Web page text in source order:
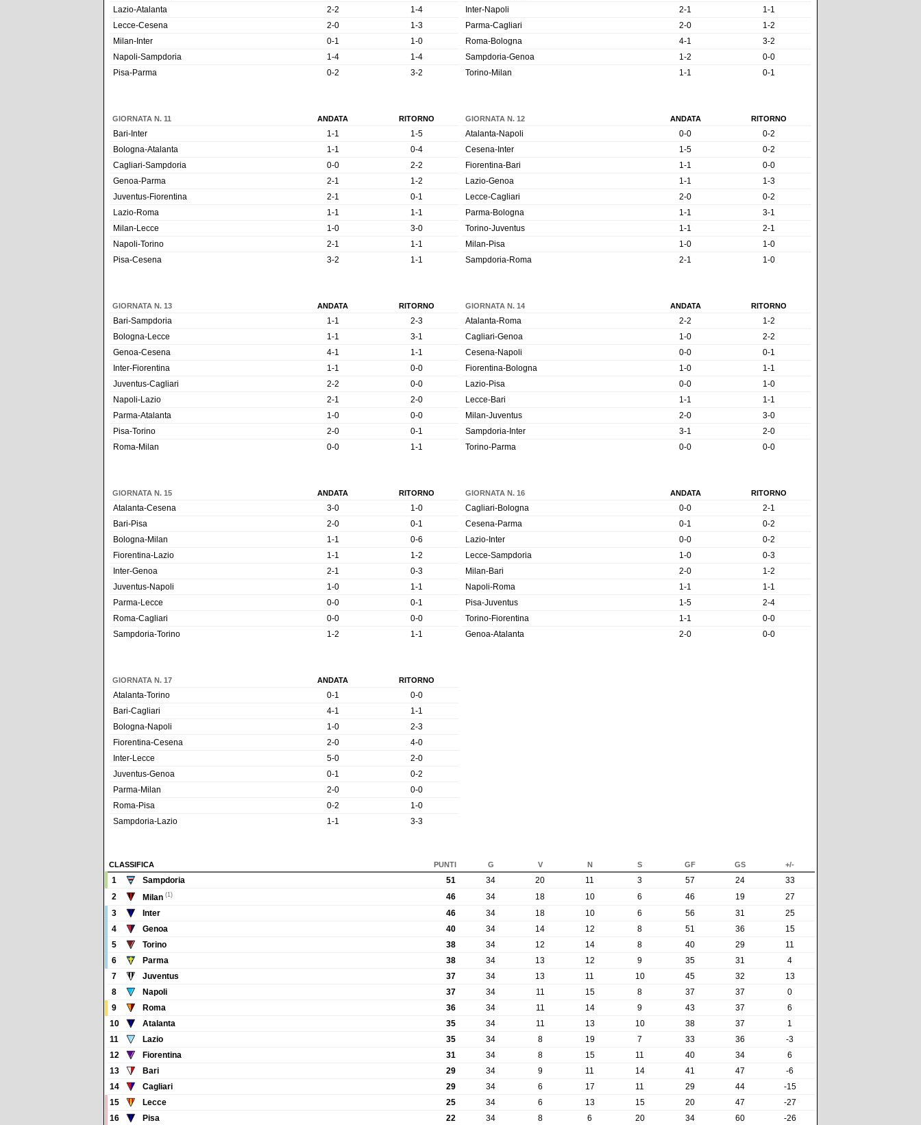
Lazio-Atalanta
2-2
1-4
Lecce-Cesena
2-0
1-3
Milan-Inter
0-1
1-0
Napoli-Sampdoria
1-4
1-4
Pisa-Parma
0-2 3-2
Inter-Napoli
2-1
1-1
Parma-Cagliari
2-0
1-2
Roma-Bologna
4-1
3-2
Sampdoria-Genoa
1-2
0-0
Torino-Milan
1-1 0-1
GIORNATA N. 11 ANDATA RITORNO
Bari-Inter 1-1
1-5
Bologna-Atalanta
1-1
0-4
Cagliari-Sampdoria
0-0
2-2
Genoa-Parma
2-1
1-2
Juventus-Fiorentina
2-1
0-1
Lazio-Roma
1-1
1-1
Milan-Lecce
1-0
3-0
Napoli-Torino
2-1
1-1
Pisa-Cesena
3-2 1-1
GIORNATA N. 12 ANDATA RITORNO
Atalanta-Napoli 0-0
0-2
Cesena-Inter
1-5
0-2
Fiorentina-Bari
1-1
0-0
Lazio-Genoa
1-1
1-3
Lecce-Cagliari
2-0
0-2
Parma-Bologna
1-1
3-1
Torino-Juventus
1-1
2-1
Milan-Pisa
1-0
1-0
Sampdoria-Roma
2-1 1-0
GIORNATA N. 13 ANDATA RITORNO
Bari-Sampdoria 1-1
2-3
Bologna-Lecce
1-1
3-1
Genoa-Cesena
4-1
1-1
Inter-Fiorentina
1-1
0-0
Juventus-Cagliari
2-2
0-0
Napoli-Lazio
2-1
2-0
Parma-Atalanta
1-0
0-0
Pisa-Torino
2-0
0-1
Roma-Milan
0-0 1-1
GIORNATA N. 14 ANDATA RITORNO
Atalanta-Roma 2-2
1-2
Cagliari-Genoa
1-0
2-2
Cesena-Napoli
0-0
0-1
Fiorentina-Bologna
1-0
1-1
Lazio-Pisa
0-0
1-0
Lecce-Bari
1-1
1-1
Milan-Juventus
2-0
3-0
Sampdoria-Inter
3-1
2-0
Torino-Parma
0-0 0-0
GIORNATA N. 15 ANDATA RITORNO
Atalanta-Cesena 3-0
1-0
Bari-Pisa
2-0
0-1
Bologna-Milan
1-1
0-6
Fiorentina-Lazio
1-1
1-2
Inter-Genoa
2-1
0-3
Juventus-Napoli
1-0
1-1
Parma-Lecce
0-0
0-1
Roma-Cagliari
0-0
0-0
Sampdoria-Torino
1-2 1-1
GIORNATA N. 16 ANDATA RITORNO
Cagliari-Bologna 0-0
2-1
Cesena-Parma
0-1
0-2
Lazio-Inter
0-0
0-2
Lecce-Sampdoria
1-0
0-3
Milan-Bari
2-0
1-2
Napoli-Roma
1-1
1-1
Pisa-Juventus
1-5
2-4
Torino-Fiorentina
1-1
0-0
Genoa-Atalanta
2-0 0-0
GIORNATA N. 17 ANDATA RITORNO
Atalanta-Torino 0-1
0-0
Bari-Cagliari
4-1
1-1
Bologna-Napoli
1-0
2-3
Fiorentina-Cesena
2-0
4-0
Inter-Lecce
5-0
2-0
Juventus-Genoa
0-1
0-2
Parma-Milan
2-0
0-0
Roma-Pisa
0-2
1-0
Sampdoria-Lazio
1-1 3-3
CLASSIFICA PUNTI G V N S GF GS +/-
1 Sampdoria 51 34 20 11 3 57 24
33
2
Milan (1) 46 34 18 10 6 46 19
27
3
Inter 46 34 18 10 6 56 31
25
4
Genoa 40 34 14 12 8 51 36
15
5
Torino 38 34 12 14 8 40 29
11
6
Parma 38 34 13 12 9 35 31
4
7
Juventus 37 34 13 11 10 45 32
13
8
Napoli 37 34 11 15 8 37 37
0
9
Roma 36 34 11 14 9 43 37
6
10
Atalanta 35 34 11 13 10 38 37
1
11
Lazio 35 34 8 19 7 33 36
-3
12
Fiorentina 31 34 8 15 11 40 34
6
13
Bari 29 34 9 11 14 41 47
-6
14
Cagliari 29 34 6 17 11 29 44
-15
15
Lecce 25 34 6 13 15 20 47
-27
16
Pisa 22 34 8 6 20 34 60 -26